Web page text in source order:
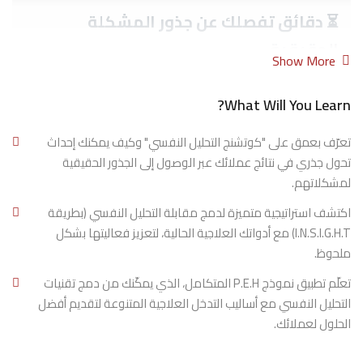
⏳ دقائق تفصلك عن جذور المشكلة
الحقيقية
تفتقر لعنصرٍ خفي؟ تدريبات عديدة، دورات متقدمة، ورغم ذلك
“لماذا لا أصل بسهولة إلى عمق مشكلة العميل؟” 🎯
هل سمعت من عملائك قصص نجاح مع معالجين آخرين،
وتساءلت كيف تمكنوا من الوصول لنتائج استثنائية كهذه؟
🚀 هذا ليس مجرد تدريب آخر. هذا هو التغيير
الذي كنت تنتظره.
برنامجI.N.S.I.G.H.T
Show More
What Will You Learn?
تعرّف بعمق على "كوتشنج التحليل النفسي" وكيف يمكنك إحداث
تحول جذري في نتائج عملائك عبر الوصول إلى الجذور الحقيقية
لمشكلاتهم.
اكتشف استراتيجية متميزة لدمج مقابلة التحليل النفسي (بطريقة
I.N.S.I.G.H.T) مع أدواتك العلاجية الحالية، لتعزيز فعاليتها بشكل
ملحوظ.
تعلّم تطبيق نموذج P.E.H المتكامل، الذي يمكّنك من دمج تقنيات
التحليل النفسي مع أساليب التدخل العلاجية المتنوعة لتقديم أفضل
الحلول لعملائك.